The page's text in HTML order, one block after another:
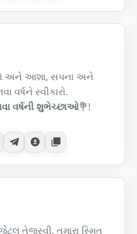
અને આશા, સપના અને
વર્ષને સ્વીકારો.
વર્ષની શુભેચ્છાઓ💐!
તેજસ્વી, તમારા સ્મિત